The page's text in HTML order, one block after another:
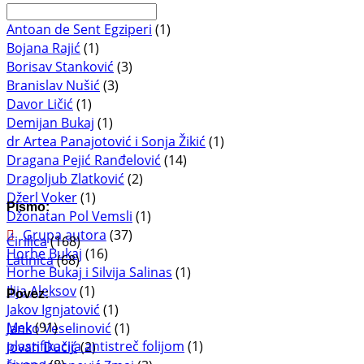
Antoan de Sent Egziperi (1)
Bojana Rajić (1)
Borisav Stanković (3)
Branislav Nušić (3)
Davor Ličić (1)
Demijan Bukaj (1)
dr Artea Panajotović i Sonja Žikić (1)
Dragana Pejić Ranđelović (14)
Dragoljub Zlatković (2)
Džerl Voker(1)
Džonatan Pol Vemsli (1)
Grupa autora (37)
Horhe Bukaj (16)
Horhe Bukaj i Silvija Salinas (1)
Ilija Aleksov(1)
Jakov Ignjatović (1)
Janko Veselinović (1)
Jovan Dučić(2)
Pismo:
Ćirilica (168)
Latinica(68)
Povez:
Mek(91)
plastifikacija antistreč folijom (1)